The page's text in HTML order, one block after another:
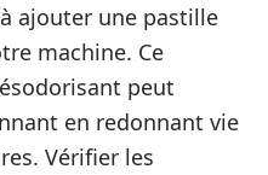
ajouter une pastille
machine. Ce
peut
en redonnant vie
Vérifier les